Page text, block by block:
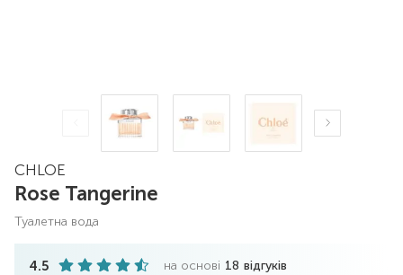
CHLOE
Rose Tangerine
туалетна вода
4.5 на основі 18 відгуків